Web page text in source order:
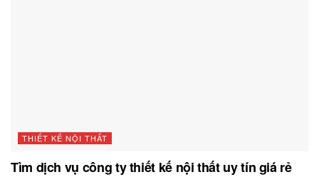
THIẾT KẾ NỘI THẤT
Tìm dịch vụ công ty thiết kế nội thất uy tín giá rẻ